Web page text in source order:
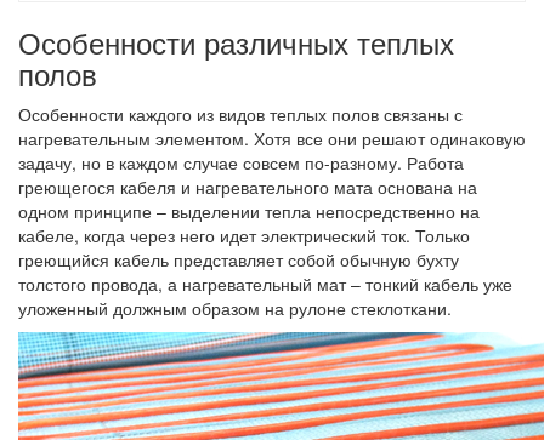
Особенности различных теплых
полов
Особенности каждого из видов теплых полов связаны с
нагревательным элементом. Хотя все они решают одинаковую
задачу, но в каждом случае совсем по-разному. Работа
греющегося кабеля и нагревательного мата основана на
одном принципе – выделении тепла непосредственно на
кабеле, когда через него идет электрический ток. Только
греющийся кабель представляет собой обычную бухту
толстого провода, а нагревательный мат – тонкий кабель уже
уложенный должным образом на рулоне стеклоткани.